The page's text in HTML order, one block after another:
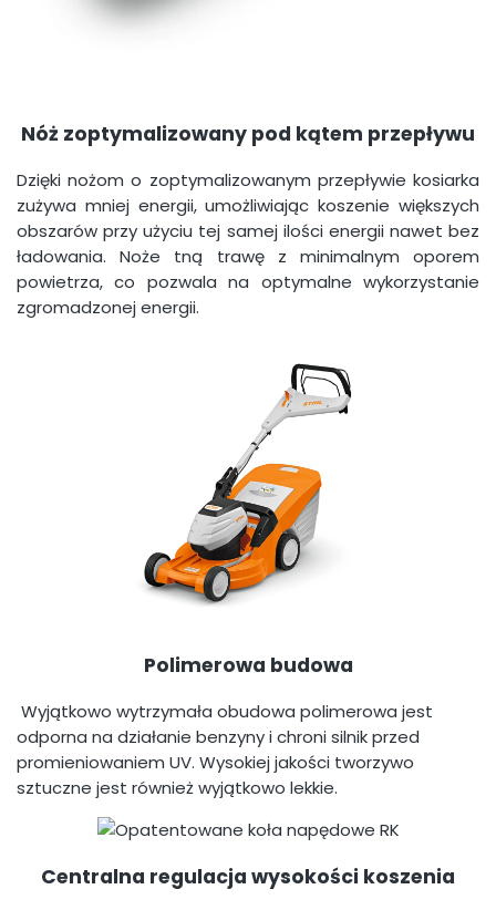
Nóż zoptymalizowany pod kątem przepływu
Dzięki nożom o zoptymalizowanym przepływie kosiarka
zużywa mniej energii, umożliwiając koszenie większych
obszarów przy użyciu tej samej ilości energii nawet bez
ładowania. Noże tną trawę z minimalnym oporem
powietrza, co pozwala na optymalne wykorzystanie
zgromadzonej energii.
Polimerowa budowa
Wyjątkowo wytrzymała obudowa polimerowa jest
odporna na działanie benzyny i chroni silnik przed
promieniowaniem UV. Wysokiej jakości tworzywo
sztuczne jest również wyjątkowo lekkie.
Centralna regulacja wysokości koszenia